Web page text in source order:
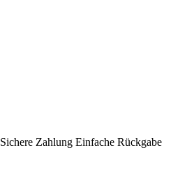
Sichere Zahlung Einfache Rückgabe